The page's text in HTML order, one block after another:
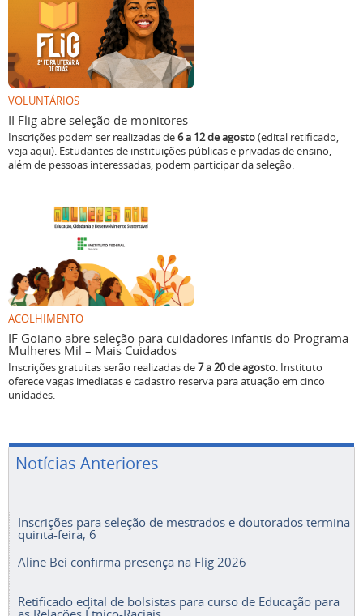
VOLUNTÁRIOS
II Flig abre seleção de monitores
Inscrições podem ser realizadas de6 a 12 de agosto(edital retificado,
veja aqui). Estudantes de instituições públicas e privadas de ensino,
além de pessoas interessadas, podem participar da seleção.
ACOLHIMENTO
IF Goiano abre seleção para cuidadores infantis do Programa
Mulheres Mil – Mais Cuidados
Inscrições gratuitas serão realizadas de7 a 20 de agosto. Instituto
oferece vagas imediatas e cadastro reserva para atuação em cinco
unidades.
Notícias Anteriores
Inscrições para seleção de mestrados e doutorados termina
quinta-feira, 6
Aline Bei confirma presença na Flig 2026
Retificado edital de bolsistas para curso de Educação para